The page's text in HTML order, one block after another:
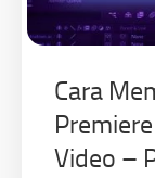
Cara
Video –